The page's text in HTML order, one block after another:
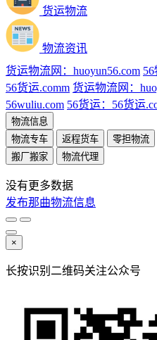
货运物流
物流资讯
货运物流网：huoyun56.com
56货运.comm 货运物流网：
56wuliu.com 56货运：56货运
物流信息
物流专车
返程货车 零担物流
搬厂搬家
物流代理
没有更多数据
发布那曲物流信息
×
长按识别二维码关注公众号